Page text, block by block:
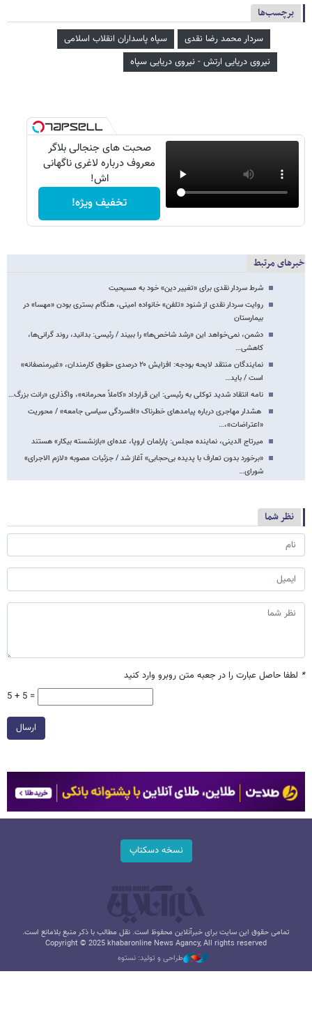
برچسب‌ها
سردار محمد رضا نقدی
سپاه پاسداران انقلاب اسلامی
نیروی دریایی ارتش - نیروی دریایی سپاه
صحبت های جنجالی بلاگر
معروف درباره لاغری ناگهانی
اش!
تخفیف ویژه!
خبرهای مرتبط
شرط سردار نقدی برای «تغییر دین» خود به مسیحیت
روایت سردار نقدی از شنود «تلفن» خانواده امینی، هنگام بستری بودن «مهسا» در
بیمارستان
دشمن، نمی‌خواهد این «رشد شاخص‌ها» را ببیند / رئیسی: بدانید، روند گرانی‌ها،
کاهشی…
نمایندگان منتقد لایحه بودجه: افزایش ۲۰ درصدی حقوق کارمندان، «غیرمنصفانه»
است / باید…
نامه انتقاد شدید توکلی به رئیسی: این قرارداد «کاملاً محرمانه»، واگذاری «رانت بزرگ…
هشدار مهاجری درباره پیامدهای خطرناک «افسردگی سیاسی جامعه» / محوریت
«اعتراضات»،…
میرتاج الدینی، نماینده مجلس: پارلمان اروپا، عده‌ای «بازنشسته بیکار» هستند
«برخورد بدون تعارف با پدیده بی‌حجابی» آغاز شد / جزئیات مصوبه «لازم الاجرای»
شورای…
نظر شما
* لطفا حاصل عبارت را در جعبه متن روبرو وارد کنید
5 + 5 =
ارسال
نسخه دسکتاپ
تمامی حقوق این سایت برای خبرآنلاین محفوظ است. نقل مطالب با ذکر منبع بلامانع است.
Copyright © 2025 khabaronline News Agancy, All rights reserved
طراحی و تولید: نستوه